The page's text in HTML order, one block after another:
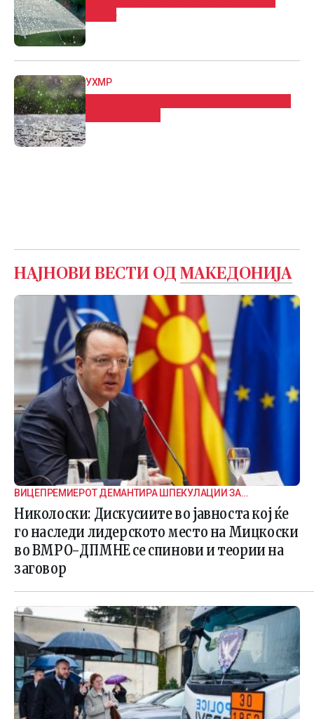
ветер
УХМР
НАЈНОВИ ВЕСТИ ОД МАКЕДОНИЈА
ВИЦЕПРЕМИЕРОТ ДЕМАНТИРА ШПЕКУЛАЦИИ ЗА
ВНАТРЕПАРТИСКИ ПОДЕЛБИ
Николоски: Дискусиите во јавноста кој ќе
го наследи лидерското место на Мицкоски
во ВМРО-ДПМНЕ се спинови и теории на
заговор